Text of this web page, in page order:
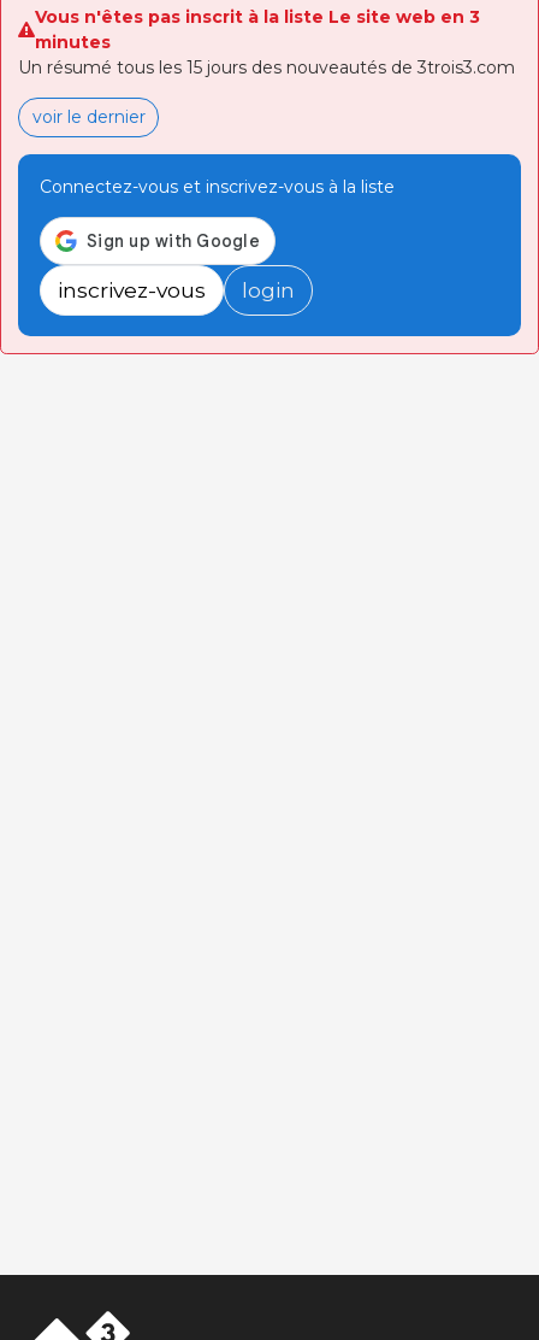
Vous n'êtes pas inscrit à la liste Le site web en 3
minutes
Un résumé tous les 15 jours des nouveautés de 3trois3.com
voir le dernier
Connectez-vous et inscrivez-vous à la liste
inscrivez-vous login